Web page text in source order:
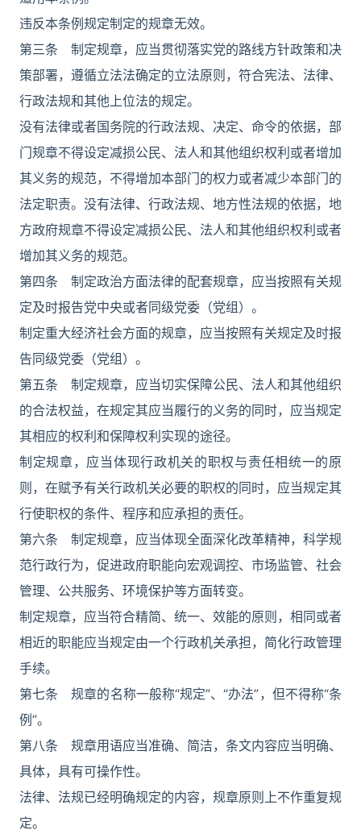
违反本条例规定制定的规章无效。
第三条 制定规章，应当贯彻落实党的路线方针政策和决
策部署，遵循立法法确定的立法原则，符合宪法、法律、
行政法规和其他上位法的规定。
没有法律或者国务院的行政法规、决定、命令的依据，部
门规章不得设定减损公民、法人和其他组织权利或者增加
其义务的规范，不得增加本部门的权力或者减少本部门的
法定职责。没有法律、行政法规、地方性法规的依据，地
方政府规章不得设定减损公民、法人和其他组织权利或者
增加其义务的规范。
第四条 制定政治方面法律的配套规章，应当按照有关规
定及时报告党中央或者同级党委（党组）。
制定重大经济社会方面的规章，应当按照有关规定及时报
告同级党委（党组）。
第五条 制定规章，应当切实保障公民、法人和其他组织
的合法权益，在规定其应当履行的义务的同时，应当规定
其相应的权利和保障权利实现的途径。
制定规章，应当体现行政机关的职权与责任相统一的原
则，在赋予有关行政机关必要的职权的同时，应当规定其
行使职权的条件、程序和应承担的责任。
第六条 制定规章，应当体现全面深化改革精神，科学规
范行政行为，促进政府职能向宏观调控、市场监管、社会
管理、公共服务、环境保护等方面转变。
制定规章，应当符合精简、统一、效能的原则，相同或者
相近的职能应当规定由一个行政机关承担，简化行政管理
手续。
第七条 规章的名称一般称“规定”、“办法”，但不得称“条
例”。
第八条 规章用语应当准确、简洁，条文内容应当明确、
具体，具有可操作性。
法律、法规已经明确规定的内容，规章原则上不作重复规
定。